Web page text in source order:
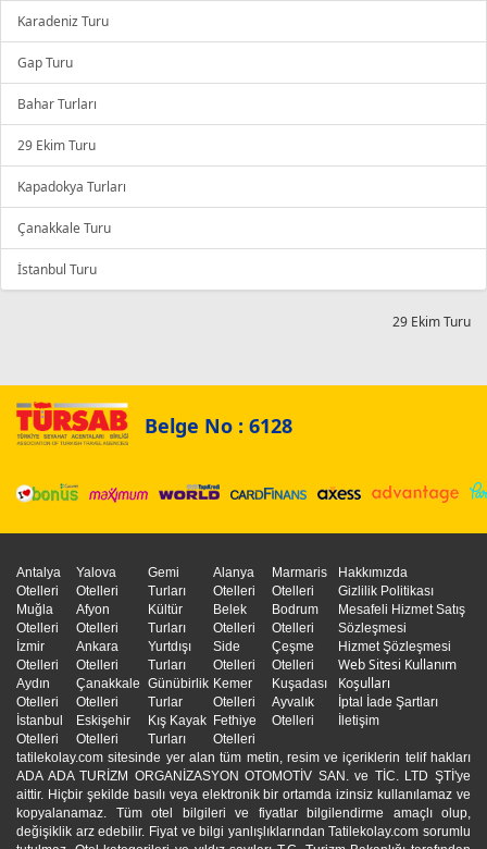
Karadeniz Turu
Gap Turu
Bahar Turları
29 Ekim Turu
Kapadokya Turları
Çanakkale Turu
İstanbul Turu
29 Ekim Turu
Belge No : 6128
Antalya
Otelleri
Muğla
Otelleri
İzmir
Otelleri
Aydın
Otelleri
İstanbul
Otelleri
Yalova
Otelleri
Afyon
Otelleri
Ankara
Otelleri
Çanakkale
Otelleri
Eskişehir
Otelleri
Gemi
Turları
Kültür
Turları
Yurtdışı
Turları
Günübirlik
Turlar
Kış Kayak
Turları
Alanya
Otelleri
Belek
Otelleri
Side
Otelleri
Kemer
Otelleri
Fethiye
Otelleri
Marmaris
Otelleri
Bodrum
Otelleri
Çeşme
Otelleri
Kuşadası
Ayvalık
Otelleri
Hakkımızda
Gizlilik Politikası
Mesafeli Hizmet Satış
Sözleşmesi
Hizmet Şözleşmesi
Web Sitesi Kullanım
Koşulları
İptal İade Şartları
İletişim
tatilekolay.com sitesinde yer alan tüm metin, resim ve içeriklerin telif hakları
ADA ADA TURİZM ORGANİZASYON OTOMOTİV SAN. ve TİC. LTD ŞTİ'ye
aittir. Hiçbir şekilde basılı veya elektronik bir ortamda izinsiz kullanılamaz ve
kopyalanamaz. Tüm otel bilgileri ve fiyatlar bilgilendirme amaçlı olup,
değişiklik arz edebilir. Fiyat ve bilgi yanlışlıklarından Tatilekolay.com sorumlu